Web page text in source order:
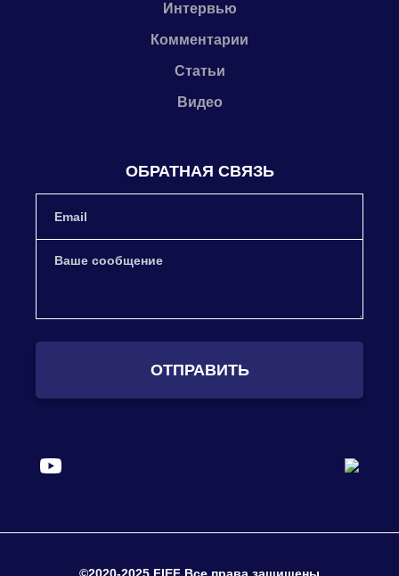
Интервью
Комментарии
Статьи
Видео
ОБРАТНАЯ СВЯЗЬ
ОТПРАВИТЬ